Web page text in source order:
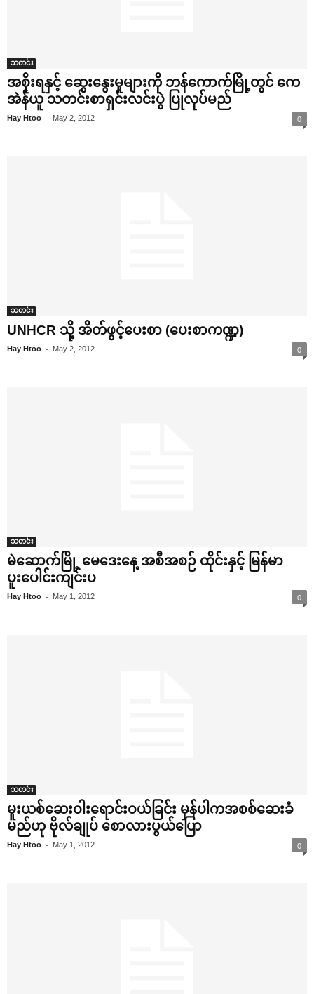
သတင်း
အစိုးရနှင့် ‌ဆွေး‌နွေးမှုများကို ဘန်‌ကောက်မြို့တွင် ‌ကေ
အဲန်ယူ သတင်းစာရှင်းလင်းပွဲ ပြုလုပ်မည်
Hay Htoo - May 2, 2012 0
သတင်း
UNHCR သို့ အိတ်ဖွင့်‌ပေးစာ (‌ပေးစာကဏ္ဍ)
Hay Htoo - May 2, 2012 0
သတင်း
မဲ‌ဆောက်မြို့ ‌မေ‌ဒေး‌နေ့ အစီအစဉ် ထိုင်းနှင့် မြန်မာ
ပူး‌ပေါင်းကျင်းပ
Hay Htoo - May 1, 2012 0
သတင်း
မူးယစ်‌ဆေးဝါး‌ရောင်းဝယ်ခြင်း မှန်ပါကအစစ်‌ဆေးခံ
မည်ဟု ဗိုလ်ချုပ် ‌စောလားပွယ်‌ပြော
Hay Htoo - May 1, 2012 0